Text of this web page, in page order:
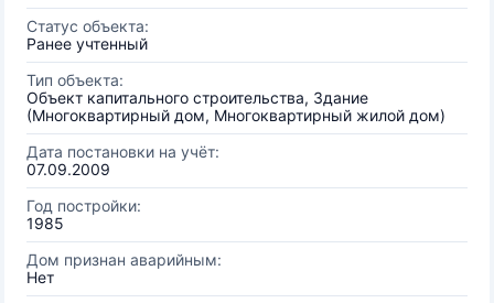
Статус объекта:
Ранее учтенный
Тип объекта:
Объект капитального строительства, Здание
(Многоквартирный дом, Многоквартирный жилой дом)
Дата постановки на учёт:
07.09.2009
Год постройки:
1985
Дом признан аварийным:
Нет